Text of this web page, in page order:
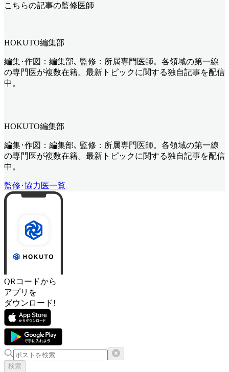
こちらの記事の監修医師
HOKUTO編集部
編集･作図：編集部､ 監修：所属専門医師。各領域の第一線
の専門医が複数在籍。最新トピックに関する独自記事を配信
中。
HOKUTO編集部
編集･作図：編集部､ 監修：所属専門医師。各領域の第一線
の専門医が複数在籍。最新トピックに関する独自記事を配信
中。
監修･協力医一覧
QRコードから
アプリを
ダウンロード!
検索